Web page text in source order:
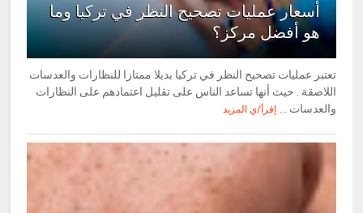
أسعار عمليات تصحيح النظر في تركيا وما
هو أفضل مركز؟
تعتبر عمليات تصحيح النظر في تركيا بديلا ممتازا للنظارات والعدسات
اللاصقة . حيث أنها تساعد الناس على تقليل اعتمادهم على النظارات
والعدسات ...
إقرأ/ي المزيد